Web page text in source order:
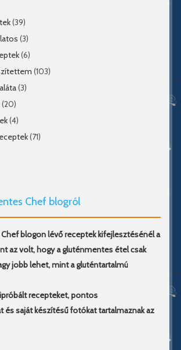
(39)
(3)
(6)
(103)
(3)
(20)
(4)
(71)
Chef blogról
blogon lévő receptek kifejlesztésénél a
az volt, hogy a gluténmentes étel csak
jobb lehet, mint a gluténtartalmú
recepteket, pontos
és saját készítésű fotókat tartalmaznak az